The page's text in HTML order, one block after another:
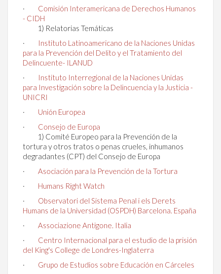
· Comisión Interamericana de Derechos Humanos
- CIDH
1) Relatorias Temáticas
·
Instituto Latinoamericano de la Naciones Unidas
para la Prevención del Delito y el Tratamiento del
Delincuente- ILANUD
·
Instituto Interregional de la Naciones Unidas
para Investigación sobre la Delincuencia y la Justicia -
UNICRI
· Unión Europea
· Consejo de Europa
1) Comité Europeo para la Prevención de la
tortura y otros tratos o penas crueles, inhumanos
degradantes (CPT) del Consejo de Europa
· Asociación para la Prevención de la Tortura
· Humans Right Watch
· Observatori del Sistema Penal i els Derets
Humans de la Universidad (OSPDH) Barcelona. España
· Associazione Antigone. Italia
· Centro Internacional para el estudio de la prisión
del King's College de Londres-Inglaterra
· Grupo de Estudios sobre Educación en Cárceles